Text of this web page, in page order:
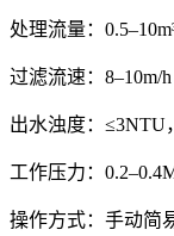
处理流量：
过滤流速：8–10m/h
出水浊度：≤3NTU
工作压力：
操作方式：手动简